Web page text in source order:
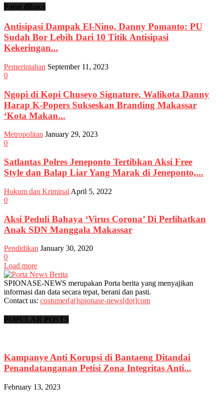
Patut dibaca
Antisipasi Dampak El-Nino, Danny Pomanto: PU
Sudah Bor Lebih Dari 10 Titik Antisipasi
Kekeringan...
Pemerintahan September 11, 2023
0
Ngopi di Kopi Chuseyo Signature, Walikota Danny
Harap K-Popers Sukseskan Branding Makassar
‘Kota Makan...
Metropolitan January 29, 2023
0
Satlantas Polres Jeneponto Tertibkan Aksi Free
Style dan Balap Liar Yang Marak di Jeneponto,...
Hukum dan Kriminal April 5, 2022
0
Aksi Peduli Bahaya ‘Virus Corona’ Di Perlihatkan
Anak SDN Manggala Makassar
Pendidikan January 30, 2020
0
Load more
SPIONASE-NEWS merupakan Porta berita yang menyajikan
informasi dan data secara tepat, berani dan pasti.
Contact us: costumer[at]spionase-news[dot]com
POPULAR POSTS
Kampanye Anti Korupsi di Bantaeng Ditandai
Penandatanganan Petisi Zona Integritas Anti...
February 13, 2023